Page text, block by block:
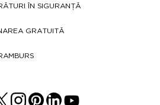
ÎN SIGURANȚĂ
GRATUITĂ